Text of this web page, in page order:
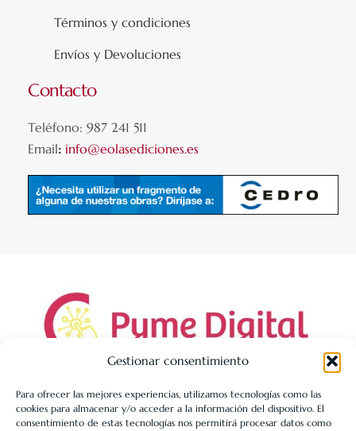
Gestionar consentimiento
Para ofrecer las mejores experiencias, utilizamos tecnologías como las
cookies para almacenar y/o acceder a la información del dispositivo. El
consentimiento de estas tecnologías nos permitirá procesar datos como
Términos y condiciones
Envíos y Devoluciones
Contacto
Teléfono: 987 241 511
Email: info@eolasediciones.es
LIBRERÍA UNIVERSITARIA LEÓN 1980 SLL ha sido beneficiaria